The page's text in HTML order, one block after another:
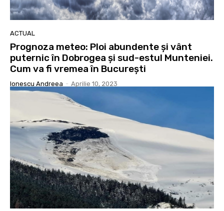
ACTUAL
Prognoza meteo: Ploi abundente şi vânt
puternic în Dobrogea şi sud-estul Munteniei.
Cum va fi vremea în Bucureşti
Ionescu Andreea - Aprilie 10, 2023